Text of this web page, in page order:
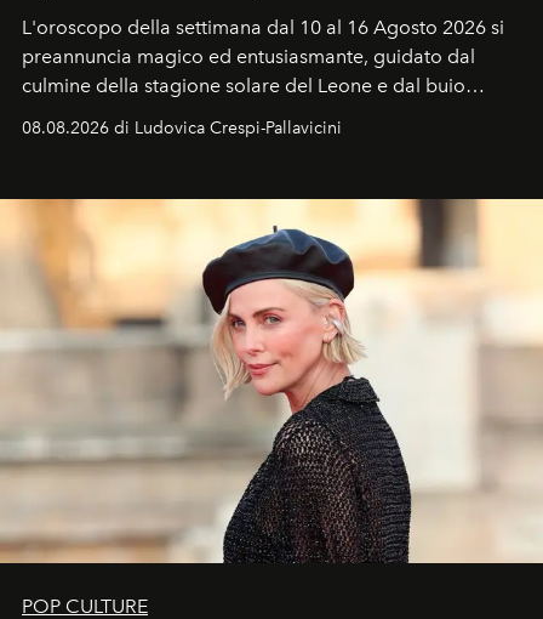
L'oroscopo della settimana dal 10 al 16 Agosto 2026 si
preannuncia magico ed entusiasmante, guidato dal
culmine della stagione solare del Leone e dal buio
favorevole della Luna nuova in Leone del 12 agosto,
ideale per la notte delle Perseidi.
08.08.2026 di Ludovica Crespi-Pallavicini
POP CULTURE